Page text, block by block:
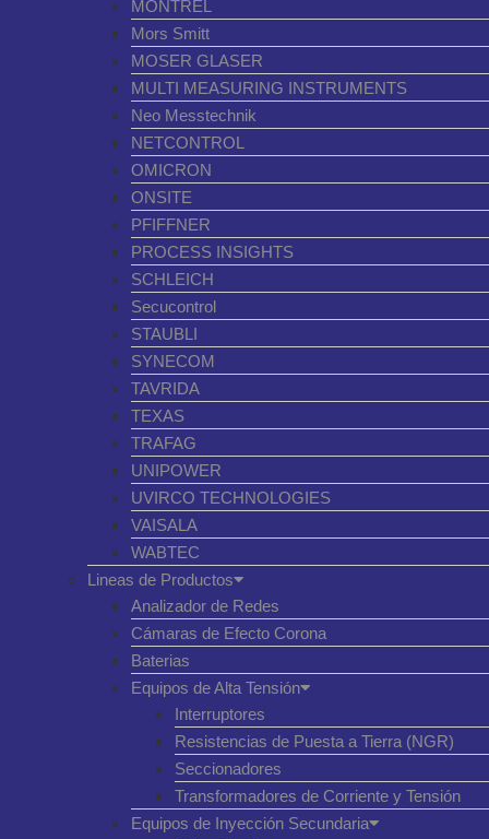
MONTREL
Mors Smitt
MOSER GLASER
MULTI MEASURING INSTRUMENTS
Neo Messtechnik
NETCONTROL
OMICRON
ONSITE
PFIFFNER
PROCESS INSIGHTS
SCHLEICH
Secucontrol
STAUBLI
SYNECOM
TAVRIDA
TEXAS
TRAFAG
UNIPOWER
UVIRCO TECHNOLOGIES
VAISALA
WABTEC
Lineas de Productos
Analizador de Redes
Cámaras de Efecto Corona
Baterias
Equipos de Alta Tensión
Interruptores
Resistencias de Puesta a Tierra (NGR)
Seccionadores
Transformadores de Corriente y Tensión
Equipos de Inyección Secundaria